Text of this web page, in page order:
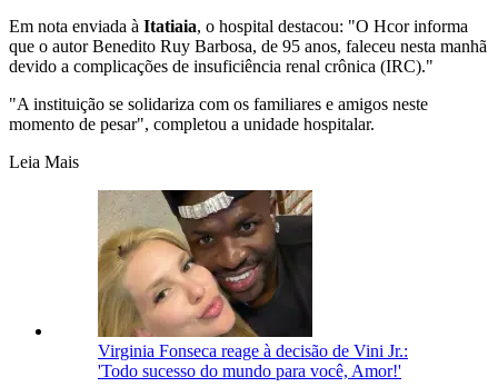
Em nota enviada à Itatiaia, o hospital destacou: "O Hcor informa
que o autor Benedito Ruy Barbosa, de 95 anos, faleceu nesta manhã
devido a complicações de insuficiência renal crônica (IRC)."
"A instituição se solidariza com os familiares e amigos neste
momento de pesar", completou a unidade hospitalar.
Leia Mais
Virginia Fonseca reage à decisão de Vini Jr.:
'Todo sucesso do mundo para você, Amor!'